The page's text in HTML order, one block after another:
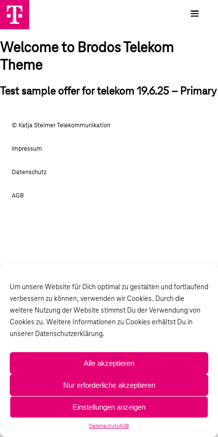
Um unsere Website für Dich optimal zu gestalten und fortlaufend
verbessern zu können, verwenden wir Cookies. Durch die
weitere Nutzung der Website stimmst Du der Verwendung von
Cookies zu. Weitere Informationen zu Cookies erhältst Du in
unserer Datenschutzerklärung.
Alle akzeptieren
Nur erforderliche akzeptieren
Einstellungen anzeigen
DatenschutzAGB
Welcome to Brodos Telekom
Theme
Test sample offer for telekom 19.6.25 – Primary
© Katja Steimer Telekommunikation
Impressum
Datenschutz
AGB